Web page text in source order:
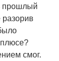
прошлый
разорив
плюсе?
смог.